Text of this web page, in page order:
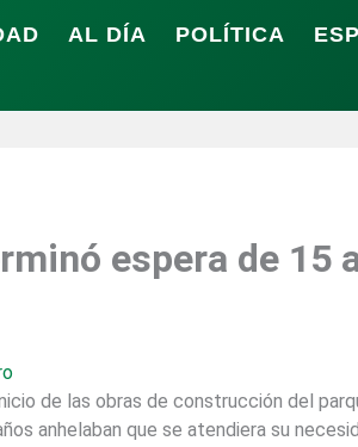
AL DÍA POLÍTICA
espera de 15
de las obras de construcción del
anhelaban que se atendiera su